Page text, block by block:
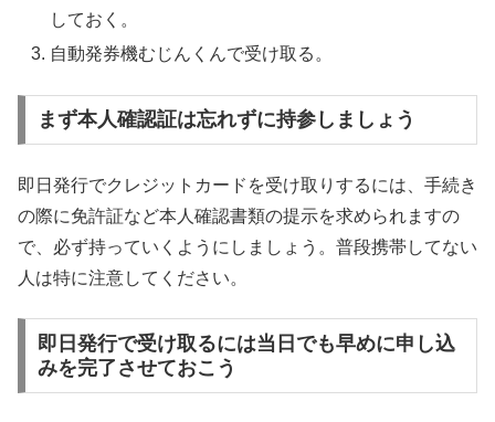
しておく。
自動発券機むじんくんで受け取る。
まず本人確認証は忘れずに持参しましょう
即日発行でクレジットカードを受け取りするには、手続き
の際に免許証など本人確認書類の提示を求められますの
で、必ず持っていくようにしましょう。普段携帯してない
人は特に注意してください。
即日発行で受け取るには当日でも早めに申し込
みを完了させておこう